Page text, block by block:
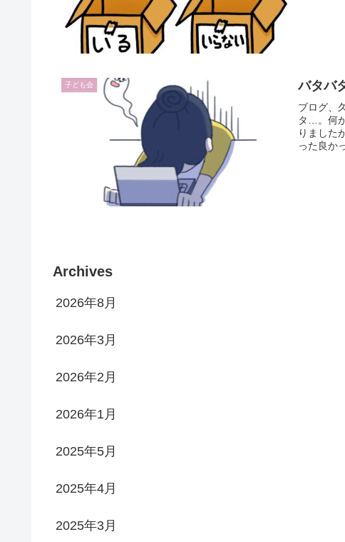
子ども会 バタバ
ブログ、
タ…。何
りました
った良か
Archives
2026年8月
2026年3月
2026年2月
2026年1月
2025年5月
2025年4月
2025年3月